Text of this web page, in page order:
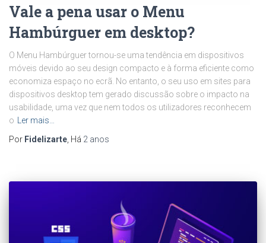
Vale a pena usar o Menu
Hambúrguer em desktop?
O Menu Hambúrguer tornou-se uma tendência em dispositivos
móveis devido ao seu design compacto e à forma eficiente como
economiza espaço no ecrã. No entanto, o seu uso em sites para
dispositivos desktop tem gerado discussão sobre o impacto na
usabilidade, uma vez que nem todos os utilizadores reconhecem
o Ler mais…
Por Fidelizarte, Há 2 anos